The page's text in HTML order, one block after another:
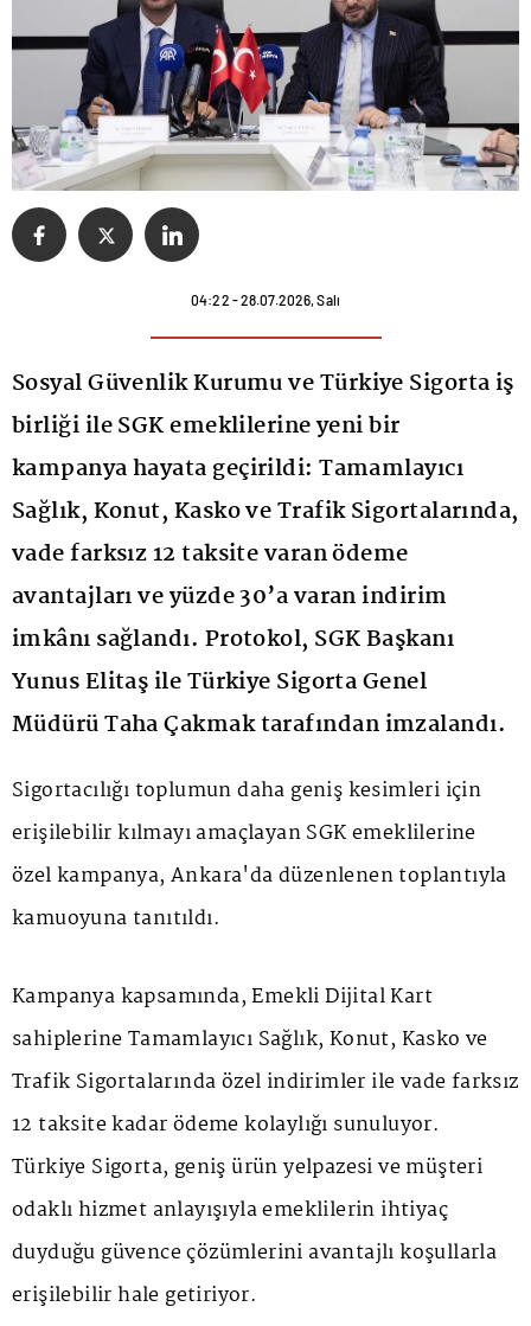
04:22 - 28.07.2026, Salı
Sosyal Güvenlik Kurumu ve Türkiye Sigorta iş
birliği ile SGK emeklilerine yeni bir
kampanya hayata geçirildi: Tamamlayıcı
Sağlık, Konut, Kasko ve Trafik Sigortalarında,
vade farksız 12 taksite varan ödeme
avantajları ve yüzde 30’a varan indirim
imkânı sağlandı. Protokol, SGK Başkanı
Yunus Elitaş ile Türkiye Sigorta Genel
Müdürü Taha Çakmak tarafından imzalandı.
Sigortacılığı toplumun daha geniş kesimleri için
erişilebilir kılmayı amaçlayan SGK emeklilerine
özel kampanya, Ankara'da düzenlenen toplantıyla
kamuoyuna tanıtıldı.
Kampanya kapsamında, Emekli Dijital Kart
sahiplerine Tamamlayıcı Sağlık, Konut, Kasko ve
Trafik Sigortalarında özel indirimler ile vade farksız
12 taksite kadar ödeme kolaylığı sunuluyor.
Türkiye Sigorta, geniş ürün yelpazesi ve müşteri
odaklı hizmet anlayışıyla emeklilerin ihtiyaç
duyduğu güvence çözümlerini avantajlı koşullarla
erişilebilir hale getiriyor.